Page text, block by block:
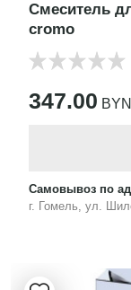
Смеситель
cromo
347.00
Самовывоз по
г. Гомель, ул.